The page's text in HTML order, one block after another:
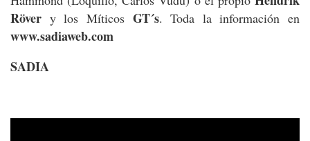
Röver y los Míticos GT´s. Toda la información en
www.sadiaweb.com
SADIA